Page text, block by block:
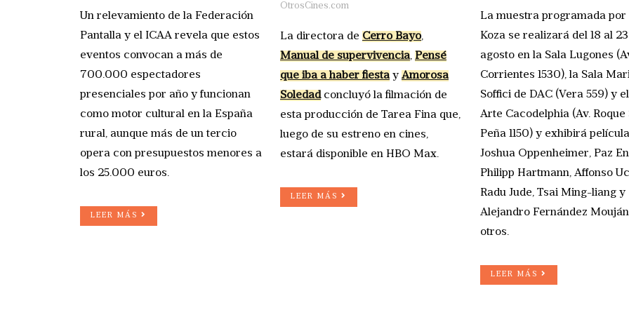
Un relevamiento de la Federación
Pantalla y el ICAA revela que estos
eventos convocan a más de
700.000 espectadores
presenciales por año y funcionan
como motor cultural en la España
rural, aunque más de un tercio
opera con presupuestos menores a
los 25.000 euros.
LEER MÁS
OtrosCines.com
La directora de Cerro Bayo,
Manual de supervivencia, Pensé
que iba a haber fiestayAmorosa
Soledadconcluyó la filmación de
esta producción de Tarea Fina que,
luego de su estreno en cines,
estará disponible en HBO Max.
LEER MÁS
La muestra programada por
Koza se realizará del 18 al
agosto en la Sala Lugones
Corrientes 1530), la Sala
Soffici de DAC (Vera 559) y
Arte Cacodelphia (Av. Roque
Peña 1150) y exhibirá
Joshua Oppenheimer, Paz
Philipp Hartmann, Affonso
Radu Jude, Tsai Ming-liang y
Alejandro Fernández
otros.
LEER MÁS